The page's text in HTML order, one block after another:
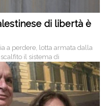
di libertà è
a perdere, lotta armata dalla
il sistema di
hanno un
verso il colonialismo
il governo di estrema destra sia